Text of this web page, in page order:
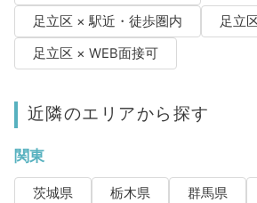
足立区 × 駅近・徒歩圏内
足立
足立区 × WEB面接可
近隣のエリアから探す
関東
茨城県 栃木県 群馬県